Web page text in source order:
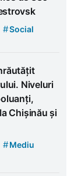
#Social
Niveluri
Chișinău și
#Mediu